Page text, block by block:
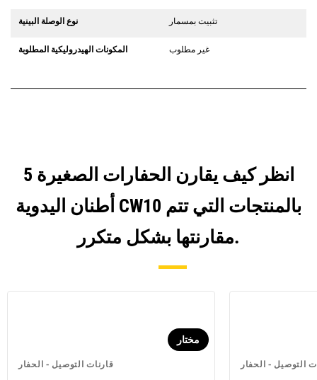
نوع الوصلة البينية تثبيت بمسمار
المكونات الهيدروليكية المطلوبة غير مطلوب
انظر كيف يقارن الحفارات الصغيرة 5
أطنان اليدوية CW10 بالمنتجات التي تتم
مقارنتها بشكل متكرر.
قارنات التوصيل - الحفار
مختار
التوصيل - الحفار